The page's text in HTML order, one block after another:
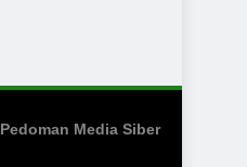
Pedoman Media Siber